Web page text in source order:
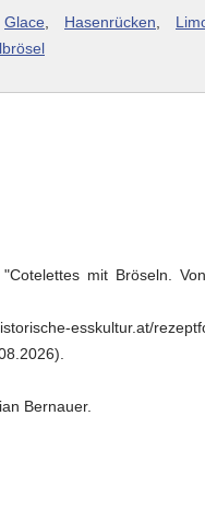
Glace, Hasenrücken,
mit Bröseln.
esskultur.at/
Bernauer.